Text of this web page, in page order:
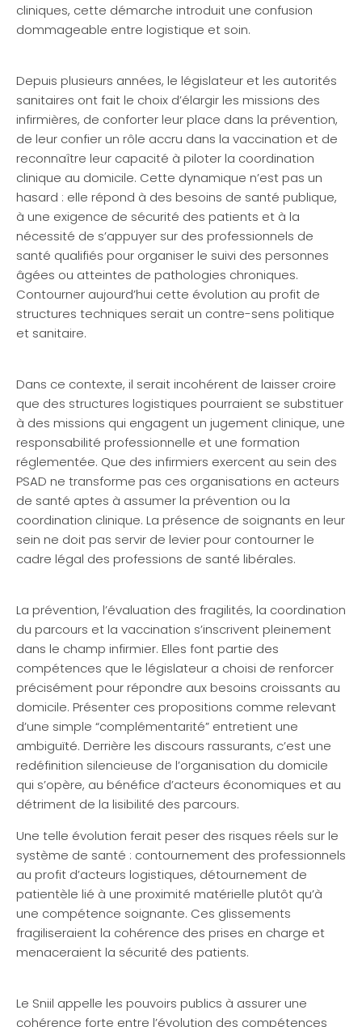
cliniques, cette démarche introduit une confusion
dommageable entre logistique et soin.
Depuis plusieurs années, le législateur et les autorités
sanitaires ont fait le choix d’élargir les missions des
infirmières, de conforter leur place dans la prévention,
de leur confier un rôle accru dans la vaccination et de
reconnaître leur capacité à piloter la coordination
clinique au domicile. Cette dynamique n’est pas un
hasard : elle répond à des besoins de santé publique,
à une exigence de sécurité des patients et à la
nécessité de s’appuyer sur des professionnels de
santé qualifiés pour organiser le suivi des personnes
âgées ou atteintes de pathologies chroniques.
Contourner aujourd’hui cette évolution au profit de
structures techniques serait un contre-sens politique
et sanitaire.
Dans ce contexte, il serait incohérent de laisser croire
que des structures logistiques pourraient se substituer
à des missions qui engagent un jugement clinique, une
responsabilité professionnelle et une formation
réglementée. Que des infirmiers exercent au sein des
PSAD ne transforme pas ces organisations en acteurs
de santé aptes à assumer la prévention ou la
coordination clinique. La présence de soignants en leur
sein ne doit pas servir de levier pour contourner le
cadre légal des professions de santé libérales.
La prévention, l’évaluation des fragilités, la coordination
du parcours et la vaccination s’inscrivent pleinement
dans le champ infirmier. Elles font partie des
compétences que le législateur a choisi de renforcer
précisément pour répondre aux besoins croissants au
domicile. Présenter ces propositions comme relevant
d’une simple “complémentarité” entretient une
ambiguïté. Derrière les discours rassurants, c’est une
redéfinition silencieuse de l’organisation du domicile
qui s’opère, au bénéfice d’acteurs économiques et au
détriment de la lisibilité des parcours.
Une telle évolution ferait peser des risques réels sur le
système de santé : contournement des professionnels
au profit d’acteurs logistiques, détournement de
patientèle lié à une proximité matérielle plutôt qu’à
une compétence soignante. Ces glissements
fragiliseraient la cohérence des prises en charge et
menaceraient la sécurité des patients.
Le Sniil appelle les pouvoirs publics à assurer une
cohérence forte entre l’évolution des compétences